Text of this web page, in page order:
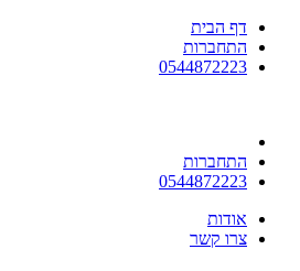
דף הבית
התחברות
0544872223
התחברות
0544872223
אודות
צרו קשר